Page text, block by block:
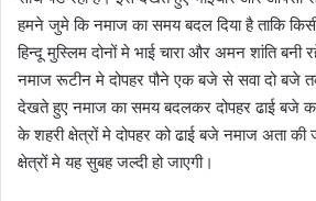
हमने जुमे कि नमाज का समय बदल दिया है ताकि
हिन्दू मुस्लिम दोनों मे भाई चारा और अमन शांति
नमाज रूटीन मे दोपहर पौने एक बजे से सवा दो बजे
देखते हुए नमाज का समय बदलकर दोपहर ढाई बजे कर
के शहरी क्षेत्रों मे दोपहर को ढाई बजे नमाज अता की
क्षेत्रों मे यह सुबह जल्दी हो जाएगी।